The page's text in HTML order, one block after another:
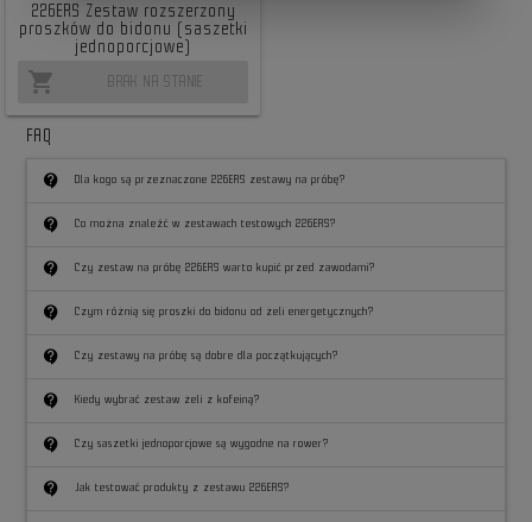
226ERS Zestaw rozszerzony
proszków do bidonu (saszetki
jednoporcjowe)
shopping_cart BRAK NA STANIE
FAQ
contact_support Dla kogo są przeznaczone 226ERS zestawy na próbę?
contact_support Co można znaleźć w zestawach testowych 226ERS?
contact_support Czy zestaw na próbę 226ERS warto kupić przed zawodami?
contact_support Czym różnią się proszki do bidonu od żeli energetycznych?
contact_support Czy zestawy na próbę są dobre dla początkujących?
contact_support Kiedy wybrać zestaw żeli z kofeiną?
contact_support Czy saszetki jednoporcjowe są wygodne na rower?
contact_support Jak testować produkty z zestawu 226ERS?